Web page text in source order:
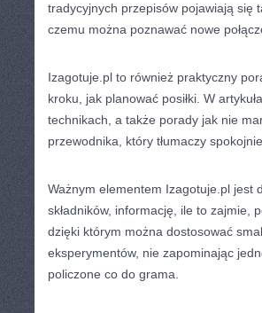
tradycyjnych przepisów pojawiają się
czemu można poznawać nowe
Izagotuje.pl to również praktyczny
kroku, jak planować posiłki. W
technikach, a także porady jak nie
przewodnika, który tłumaczy
Ważnym elementem Izagotuje.pl jest
składników, informację, ile to zajmie,
dzięki którym można dostosować
eksperymentów, nie zapominając
policzone co do grama.